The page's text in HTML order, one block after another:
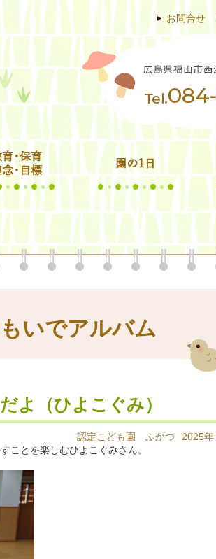
お問合せ
いでアルバム
よ（ひよこぐみ）
2025年
認定こども園 ふかつ
ことを楽しむひよこぐみさん。